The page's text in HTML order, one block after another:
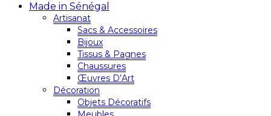
Made in Sénégal
Artisanat
Sacs & Accessoires
Bijoux
Tissus & Pagnes
Chaussures
Œuvres D’Art
Décoration
Objets Décoratifs